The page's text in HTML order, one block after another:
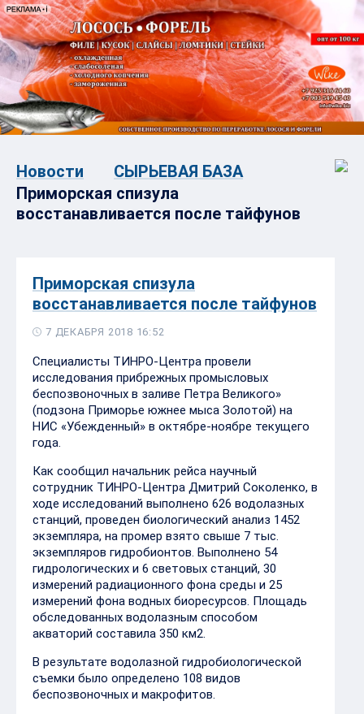
Новости
СЫРЬЕВАЯ БАЗА
Приморская спизула
восстанавливается после тайфунов
Приморская спизула
восстанавливается после тайфунов
7 ДЕКАБРЯ 2018 16:52
Специалисты ТИНРО-Центра провели
исследования прибрежных промысловых
беспозвоночных в заливе Петра Великого»
(подзона Приморье южнее мыса Золотой) на
НИС «Убежденный» в октябре-ноябре текущего
года.
Как сообщил начальник рейса научный
сотрудник ТИНРО-Центра Дмитрий Соколенко, в
ходе исследований выполнено 626 водолазных
станций, проведен биологический анализ 1452
экземпляра, на промер взято свыше 7 тыс.
экземпляров гидробионтов. Выполнено 54
гидрологических и 6 световых станций, 30
измерений радиационного фона среды и 25
измерений фона водных биоресурсов. Площадь
обследованных водолазным способом
акваторий составила 350 км2.
В результате водолазной гидробиологической
съемки было определено 108 видов
беспозвоночных и макрофитов.